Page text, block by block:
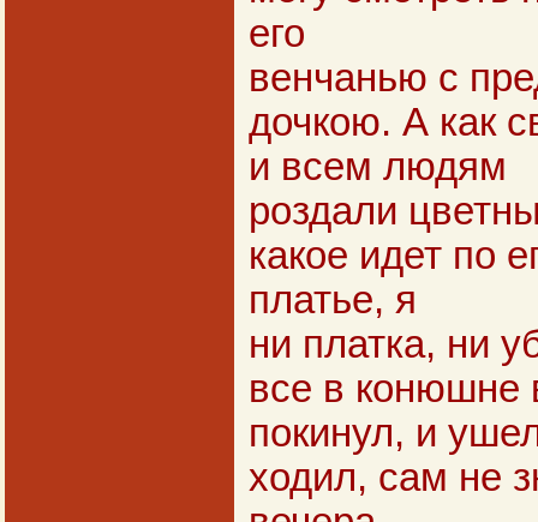
его
венчанью с
дочкою. А как
и всем людям
роздали
какое идет по
платье, я
ни платка, ни
все в конюшне
покинул, и
ходил, сам не